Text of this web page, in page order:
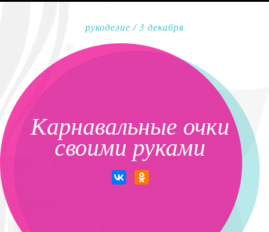
рукоделие / 3 декабря
Карнавальные очки
своими руками